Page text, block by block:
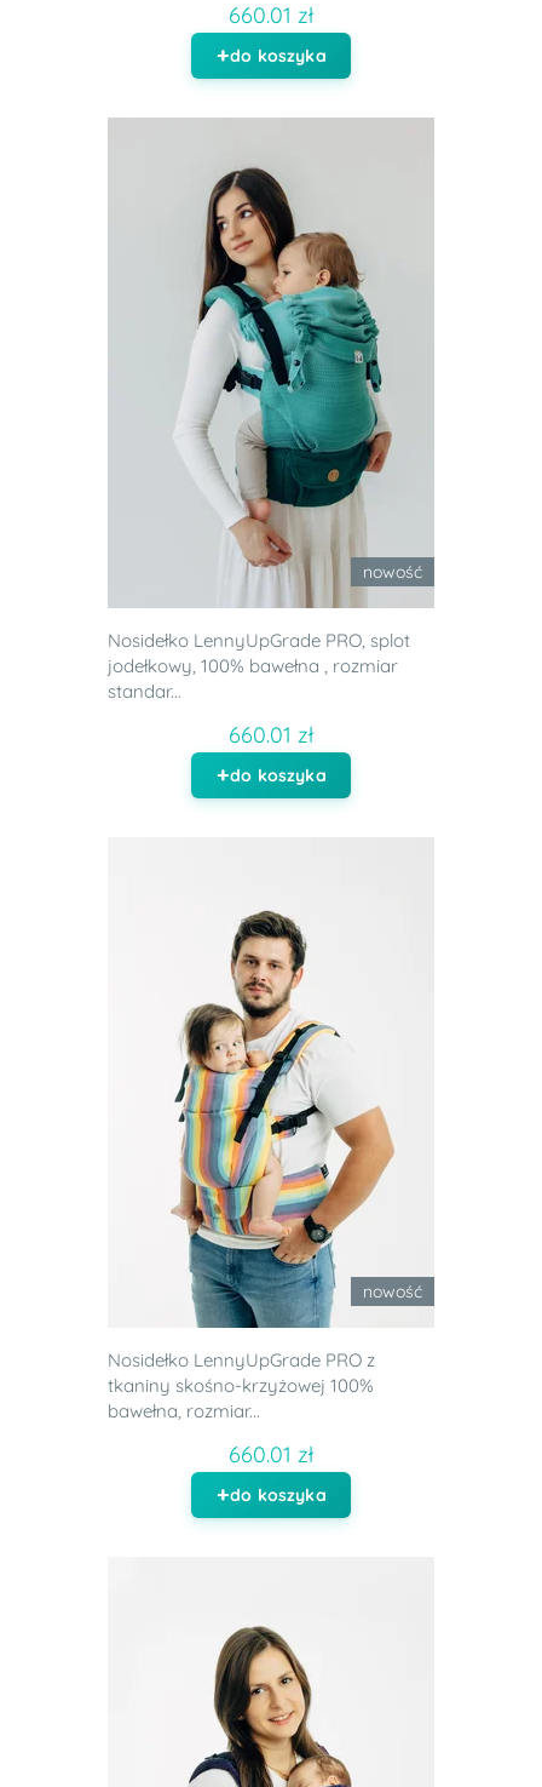
660.01 zł
do koszyka
nowość
Nosidełko LennyUpGrade PRO, splot
jodełkowy, 100% bawełna , rozmiar
standar...
660.01 zł
do koszyka
nowość
Nosidełko LennyUpGrade PRO z
tkaniny skośno-krzyżowej 100%
bawełna, rozmiar...
660.01 zł
do koszyka